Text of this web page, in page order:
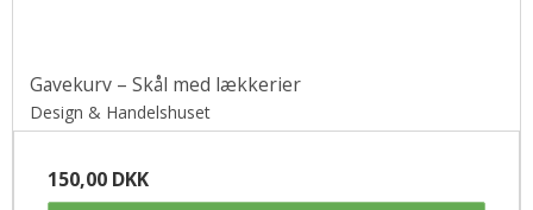
Gavekurv – Skål med lækkerier
Design & Handelshuset
150,00 DKK